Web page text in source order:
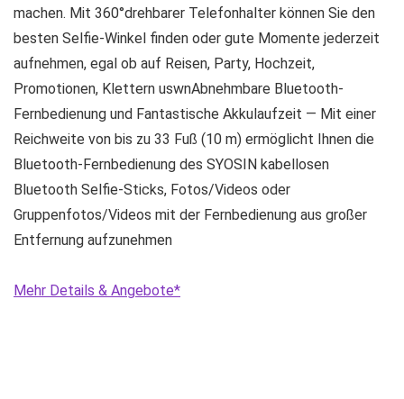
machen. Mit 360°drehbarer Telefonhalter können Sie den
besten Selfie-Winkel finden oder gute Momente jederzeit
aufnehmen, egal ob auf Reisen, Party, Hochzeit,
Promotionen, Klettern uswnAbnehmbare Bluetooth-
Fernbedienung und Fantastische Akkulaufzeit — Mit einer
Reichweite von bis zu 33 Fuß (10 m) ermöglicht Ihnen die
Bluetooth-Fernbedienung des SYOSIN kabellosen
Bluetooth Selfie-Sticks, Fotos/Videos oder
Gruppenfotos/Videos mit der Fernbedienung aus großer
Entfernung aufzunehmen
Mehr Details & Angebote*